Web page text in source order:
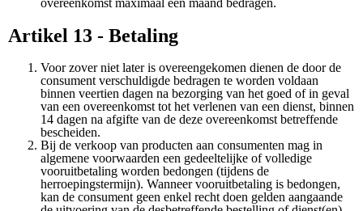
overeenkomst maximaal één maand bedragen.
Artikel 13 - Betaling
Voor zover niet later is overeengekomen dienen de door de
consument verschuldigde bedragen te worden voldaan
binnen veertien dagen na bezorging van het goed of in geval
van een overeenkomst tot het verlenen van een dienst, binnen
14 dagen na afgifte van de deze overeenkomst betreffende
bescheiden.
Bij de verkoop van producten aan consumenten mag in
algemene voorwaarden een gedeeltelijke of volledige
vooruitbetaling worden bedongen (tijdens de
herroepingstermijn). Wanneer vooruitbetaling is bedongen,
kan de consument geen enkel recht doen gelden aangaande